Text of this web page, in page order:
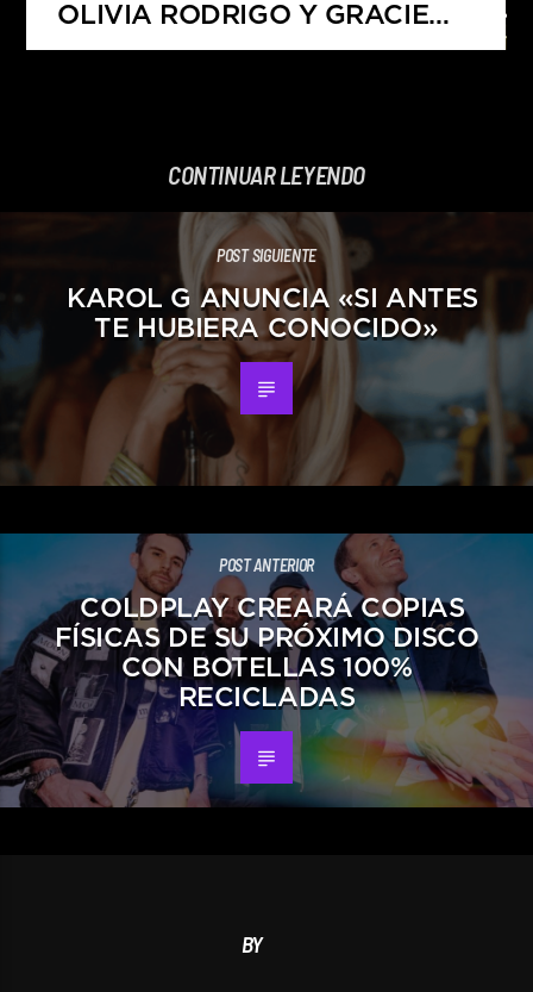
OLIVIA RODRIGO Y GRACIE
CONTINUAR LEYENDO
POST SIGUIENTE
KAROL G ANUNCIA «SI ANTES
TE HUBIERA CONOCIDO»
POST ANTERIOR
COLDPLAY CREARÁ COPIAS
FÍSICAS DE SU PRÓXIMO DISCO
CON BOTELLAS 100%
RECICLADAS
BY